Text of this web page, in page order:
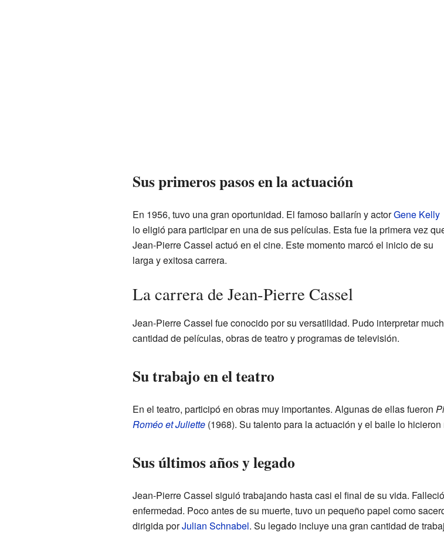
Sus primeros pasos en la actuación
En 1956, tuvo una gran oportunidad. El famoso bailarín y actorGene Kelly
lo eligió para participar en una de sus películas. Esta fue la primera vez
Jean-Pierre Cassel actuó en el cine. Este momento marcó el inicio de su
larga y exitosa carrera.
La carrera de Jean-Pierre Cassel
Jean-Pierre Cassel fue conocido por su versatilidad. Pudo interpretar
cantidad de películas, obras de teatro y programas de televisión.
Su trabajo en el teatro
En el teatro, participó en obras muy importantes. Algunas de ellas fueron
Roméo et Juliette(1968). Su talento para la actuación y el baile lo hicieron
Sus últimos años y legado
Jean-Pierre Cassel siguió trabajando hasta casi el final de su vida.
enfermedad. Poco antes de su muerte, tuvo un pequeño papel como
dirigida porJulian Schnabel. Su legado incluye una gran cantidad de